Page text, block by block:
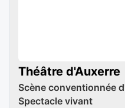
Théâtre d'Auxerre
Scène conventionnée
Spectacle vivant